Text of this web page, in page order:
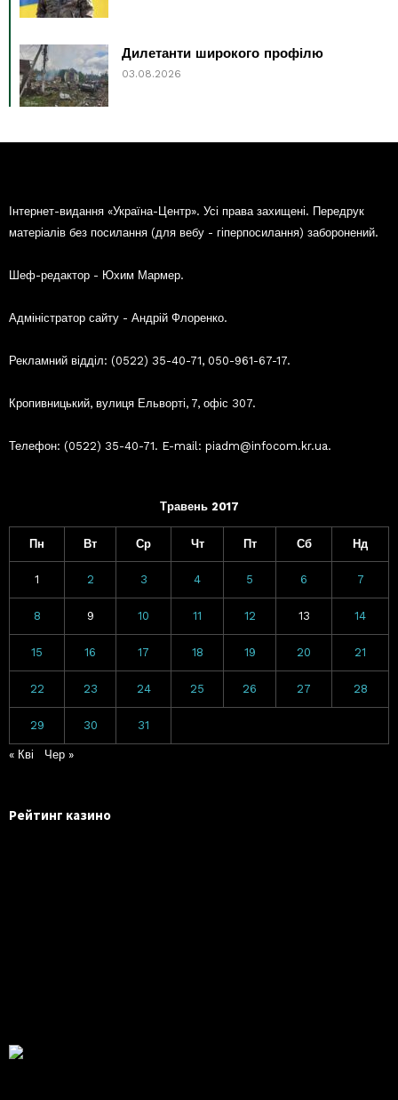
Дилетанти широкого профілю
03.08.2026
Інтернет-видання «Україна-Центр». Усі права захищені. Передрук
матеріалів без посилання (для вебу - гіперпосилання) заборонений.
Шеф-редактор - Юхим Мармер.
Адміністратор сайту - Андрій Флоренко.
Рекламний відділ: (0522) 35-40-71, 050-961-67-17.
Кропивницький, вулиця Ельворті, 7, офіс 307.
Телефон: (0522) 35-40-71. E-mail: piadm@infocom.kr.ua.
Травень 2017
Пн Вт Ср Чт Пт Сб Нд
1 2 3 4 5 6 7
8 9 10 11 12 13 14
15 16 17 18 19 20 21
22 23 24 25 26 27 28
29 30 31
« Кві Чер »
Рейтинг казино